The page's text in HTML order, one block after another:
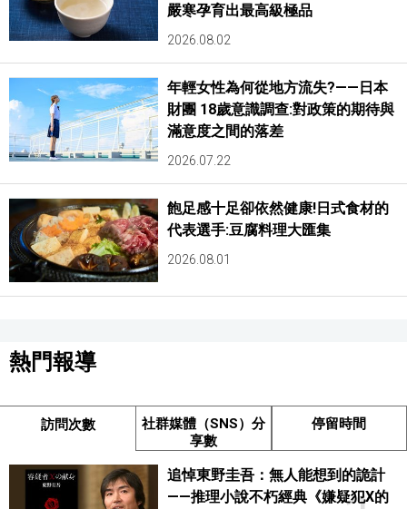
嚴寒孕育出最高級極品
2026.08.02
年輕女性為何從地方流失?——日本
財團 18歲意識調查:對政策的期待與
滿意度之間的落差
2026.07.22
飽足感十足卻依然健康!日式食材的
代表選手:豆腐料理大匯集
2026.08.01
熱門報導
訪問次數
社群媒體（SNS）分
享數
停留時間
追悼東野圭吾：無人能想到的詭計
——推理小說不朽經典《嫌疑犯X的